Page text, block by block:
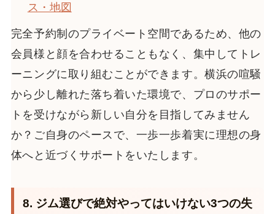
ス・地図
完全予約制のプライベート空間であるため、他の
会員様と顔を合わせることもなく、集中してトレ
ーニングに取り組むことができます。横浜の喧騒
から少し離れた落ち着いた環境で、プロのサポー
トを受けながら新しい自分を目指してみません
か？ご自身のペースで、一歩一歩着実に理想の身
体へと近づくサポートをいたします。
8. ジム選びで絶対やってはいけない3つの失